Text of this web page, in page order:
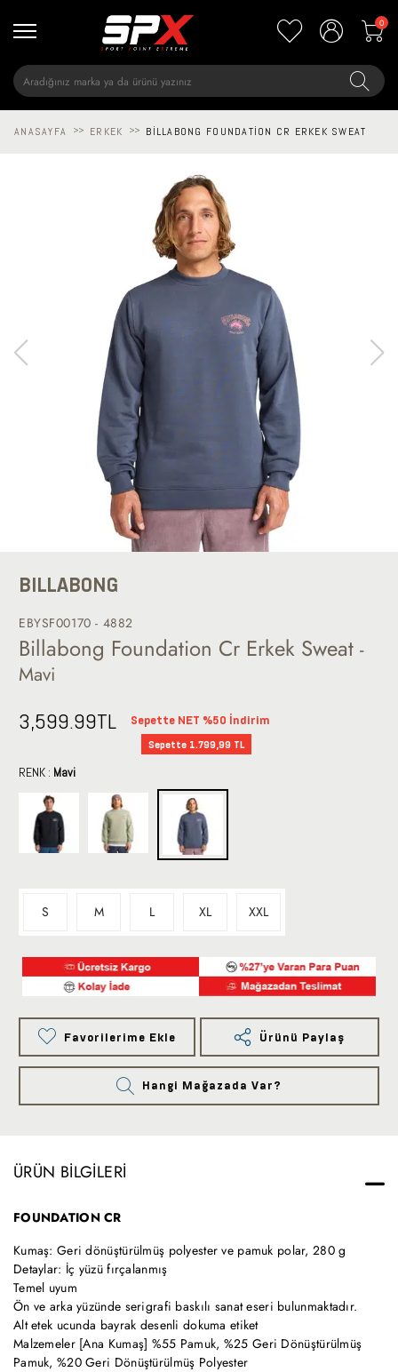
0
ANASAYFA >> ERKEK >> BILLABONG FOUNDATION CR ERKEK SWEAT
BILLABONG
EBYSF00170 - 4882
Billabong Foundation Cr Erkek Sweat -
Mavi
3,599.99TL Sepette NET %50 İndirim
Sepette 1.799,99 TL
RENK : Mavi
S M L XL XXL
Favorilerime Ekle Ürünü Paylaş
Hangi Mağazada Var?
ÜRÜN BILGILERI
FOUNDATION CR
Kumaş: Geri dönüştürülmüş polyester ve pamuk polar, 280 g
Detaylar: İç yüzü fırçalanmış
Temel uyum
Ön ve arka yüzünde serigrafi baskılı sanat eseri bulunmaktadır.
Alt etek ucunda bayrak desenli dokuma etiket
Malzemeler [Ana Kumaş] %55 Pamuk, %25 Geri Dönüştürülmüş
Pamuk, %20 Geri Dönüştürülmüş Polyester